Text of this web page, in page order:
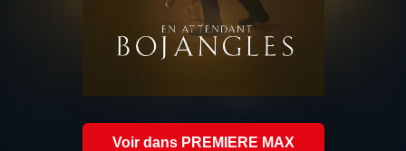
Voir dans PREMIERE MAX